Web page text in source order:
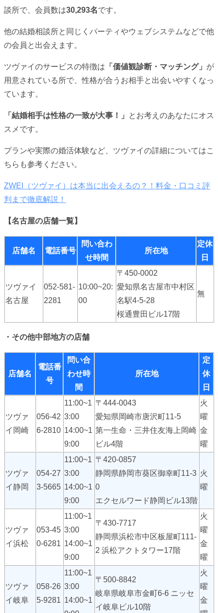
談所で、会員数は30,293名です。
他の結婚相談所と同じくパーティやウェブシステムなどで他
の会員と出会えます。
ツヴァイのサービスの特徴は 「価値観診断・マッチング」 が
用意されている所で、性格が合うお相手と出会いやすくなっ
ています。
「結婚相手は性格の一致が大事！」
とお考えのあなたにオス
スメです。
プランや実際の婚活体験など、ツヴァイの詳細についてはこ
ちらも参考ください。
ZWEI（ツヴァイ）は本当に出会えるの？！料金・口コミ評
判まで徹底解説！
【名古屋の店舗一覧】
店舗名 電話番号
問い合わ
せ時間
所在地
定休
日
ツヴァイ
名古屋
052-581-
2281
10:00~20:
00
〒450-0002
愛知県名古屋市中村区
名駅4-5-28
桜通豊田ビル17階
無
・その他中部地方の店舗
店舗名
電話番
号
問い合
わせ時
間
所在地
定
休
日
ツヴァ
イ岡崎
056-42
6-2810
11:00~1
3:00
14:00~1
9:00
〒444-0043
愛知県岡崎市唐沢町11-5
第一生命・三井住友海上岡崎
ビル4階
火
曜
金
曜
ツヴァ
イ静岡
054-27
3-5665
11:00~1
3:00
14:00~1
9:00
〒420-0857
静岡県静岡市葵区御幸町11-3
0
エクセルワード静岡ビル13階
火
曜
ツヴァ
イ浜松
053-45
0-6281
11:00~1
3:00
14:00~1
9:00
〒430-7717
静岡県浜松市中区板屋町111-
2 浜松アクトタワー17階
火
曜
金
曜
ツヴァ
イ岐阜
058-26
5-9281
11:00~1
3:00
14:00~1
〒500-8842
岐阜県岐阜市金町6-6 ニッセ
イ岐阜ビル10階
火
曜
金